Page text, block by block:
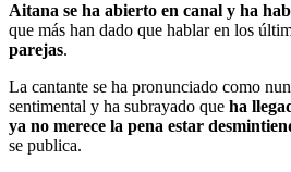
Aitana se ha abierto en canal y ha
que más han dado que hablar en los
parejas.
La cantante se ha pronunciado como
sentimental y ha subrayado que ha
ya no merece la pena estar
se publica.